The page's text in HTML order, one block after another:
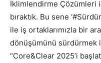
İklimlendirme Çözümleri
bıraktık. Bu sene
ile iş ortaklarımızla bir
dönüşümünü
“Core&Clear 2025’i